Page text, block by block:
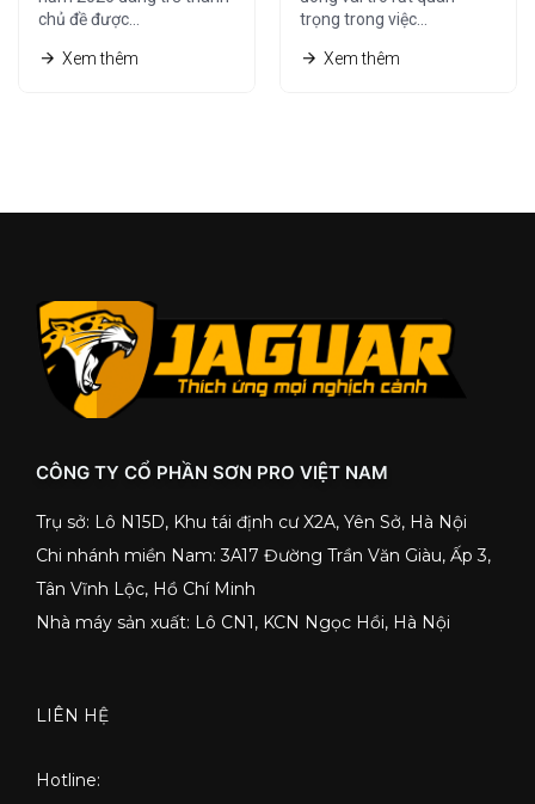
chủ đề được…
Xem thêm
2026
trọng trong việc…
Xem thêm
CÔNG TY CỔ PHẦN SƠN PRO VIỆT NAM
Trụ sở: Lô N15D, Khu tái định cư X2A, Yên Sở, Hà Nội
Chi nhánh miền Nam: 3A17 Đường Trần Văn Giàu, Ấp 3,
Tân Vĩnh Lộc, Hồ Chí Minh
Nhà máy sản xuất: Lô CN1, KCN Ngọc Hồi, Hà Nội
LIÊN HỆ
Hotline: